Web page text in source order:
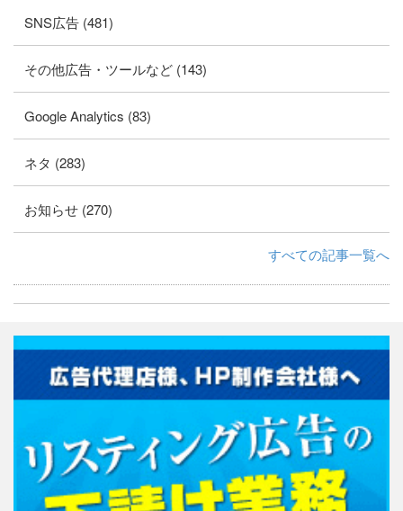
SNS広告 (481)
その他広告・ツールなど (143)
Google Analytics (83)
ネタ (283)
お知らせ (270)
すべての記事一覧へ